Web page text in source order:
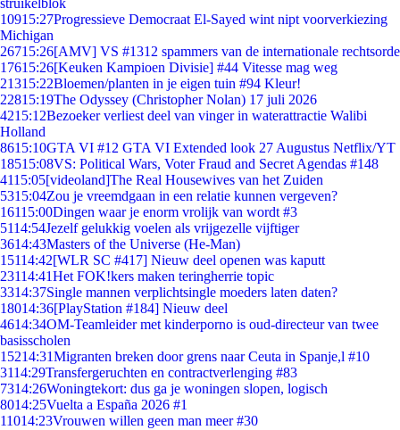
struikelblok
10915:27Progressieve Democraat El-Sayed wint nipt voorverkiezing
Michigan
26715:26[AMV] VS #1312 spammers van de internationale rechtsorde
17615:26[Keuken Kampioen Divisie] #44 Vitesse mag weg
21315:22Bloemen/planten in je eigen tuin #94 Kleur!
22815:19The Odyssey (Christopher Nolan) 17 juli 2026
4215:12Bezoeker verliest deel van vinger in waterattractie Walibi
Holland
8615:10GTA VI #12 GTA VI Extended look 27 Augustus Netflix/YT
18515:08VS: Political Wars, Voter Fraud and Secret Agendas #148
4115:05[videoland]The Real Housewives van het Zuiden
5315:04Zou je vreemdgaan in een relatie kunnen vergeven?
16115:00Dingen waar je enorm vrolijk van wordt #3
5114:54Jezelf gelukkig voelen als vrijgezelle vijftiger
3614:43Masters of the Universe (He-Man)
15114:42[WLR SC #417] Nieuw deel openen was kaputt
23114:41Het FOK!kers maken teringherrie topic
3314:37Single mannen verplichtsingle moeders laten daten?
18014:36[PlayStation #184] Nieuw deel
4614:34OM-Teamleider met kinderporno is oud-directeur van twee
basisscholen
15214:31Migranten breken door grens naar Ceuta in Spanje,l #10
3114:29Transfergeruchten en contractverlenging #83
7314:26Woningtekort: dus ga je woningen slopen, logisch
8014:25Vuelta a España 2026 #1
11014:23Vrouwen willen geen man meer #30